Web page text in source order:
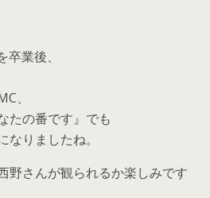
業後、
、
たの番です』でも
りましたね。
野さんが観られるか楽しみです